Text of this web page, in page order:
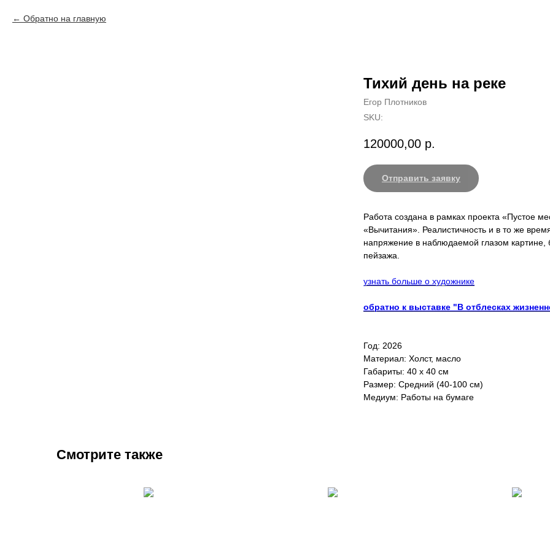
Обратно на главную
Тихий день на реке
Егор Плотников
SKU:
120000,00 р.
Отправить заявку
Работа создана в рамках проекта «Пустое
«Вычитания». Реалистичность и в то же
напряжение в наблюдаемой глазом
пейзажа.
узнать больше о художнике
обратно к выставке "В отблесках
Год: 2026
Материал: Холст, масло
Габариты: 40 х 40 см
Размер: Средний (40-100 см)
Медиум: Работы на бумаге
Смотрите также